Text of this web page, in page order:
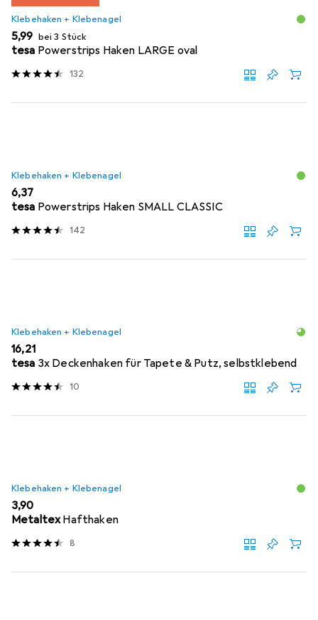
Klebehaken + Klebenagel
EUR
5,99 bei 3 Stück
tesa Powerstrips Haken LARGE oval
132
Klebehaken + Klebenagel
EUR
6,37
tesa Powerstrips Haken SMALL CLASSIC
142
Klebehaken + Klebenagel
EUR
16,21
tesa 3x Deckenhaken für Tapete & Putz, selbstklebend
10
Klebehaken + Klebenagel
EUR
3,90
MetaltexHafthaken
8